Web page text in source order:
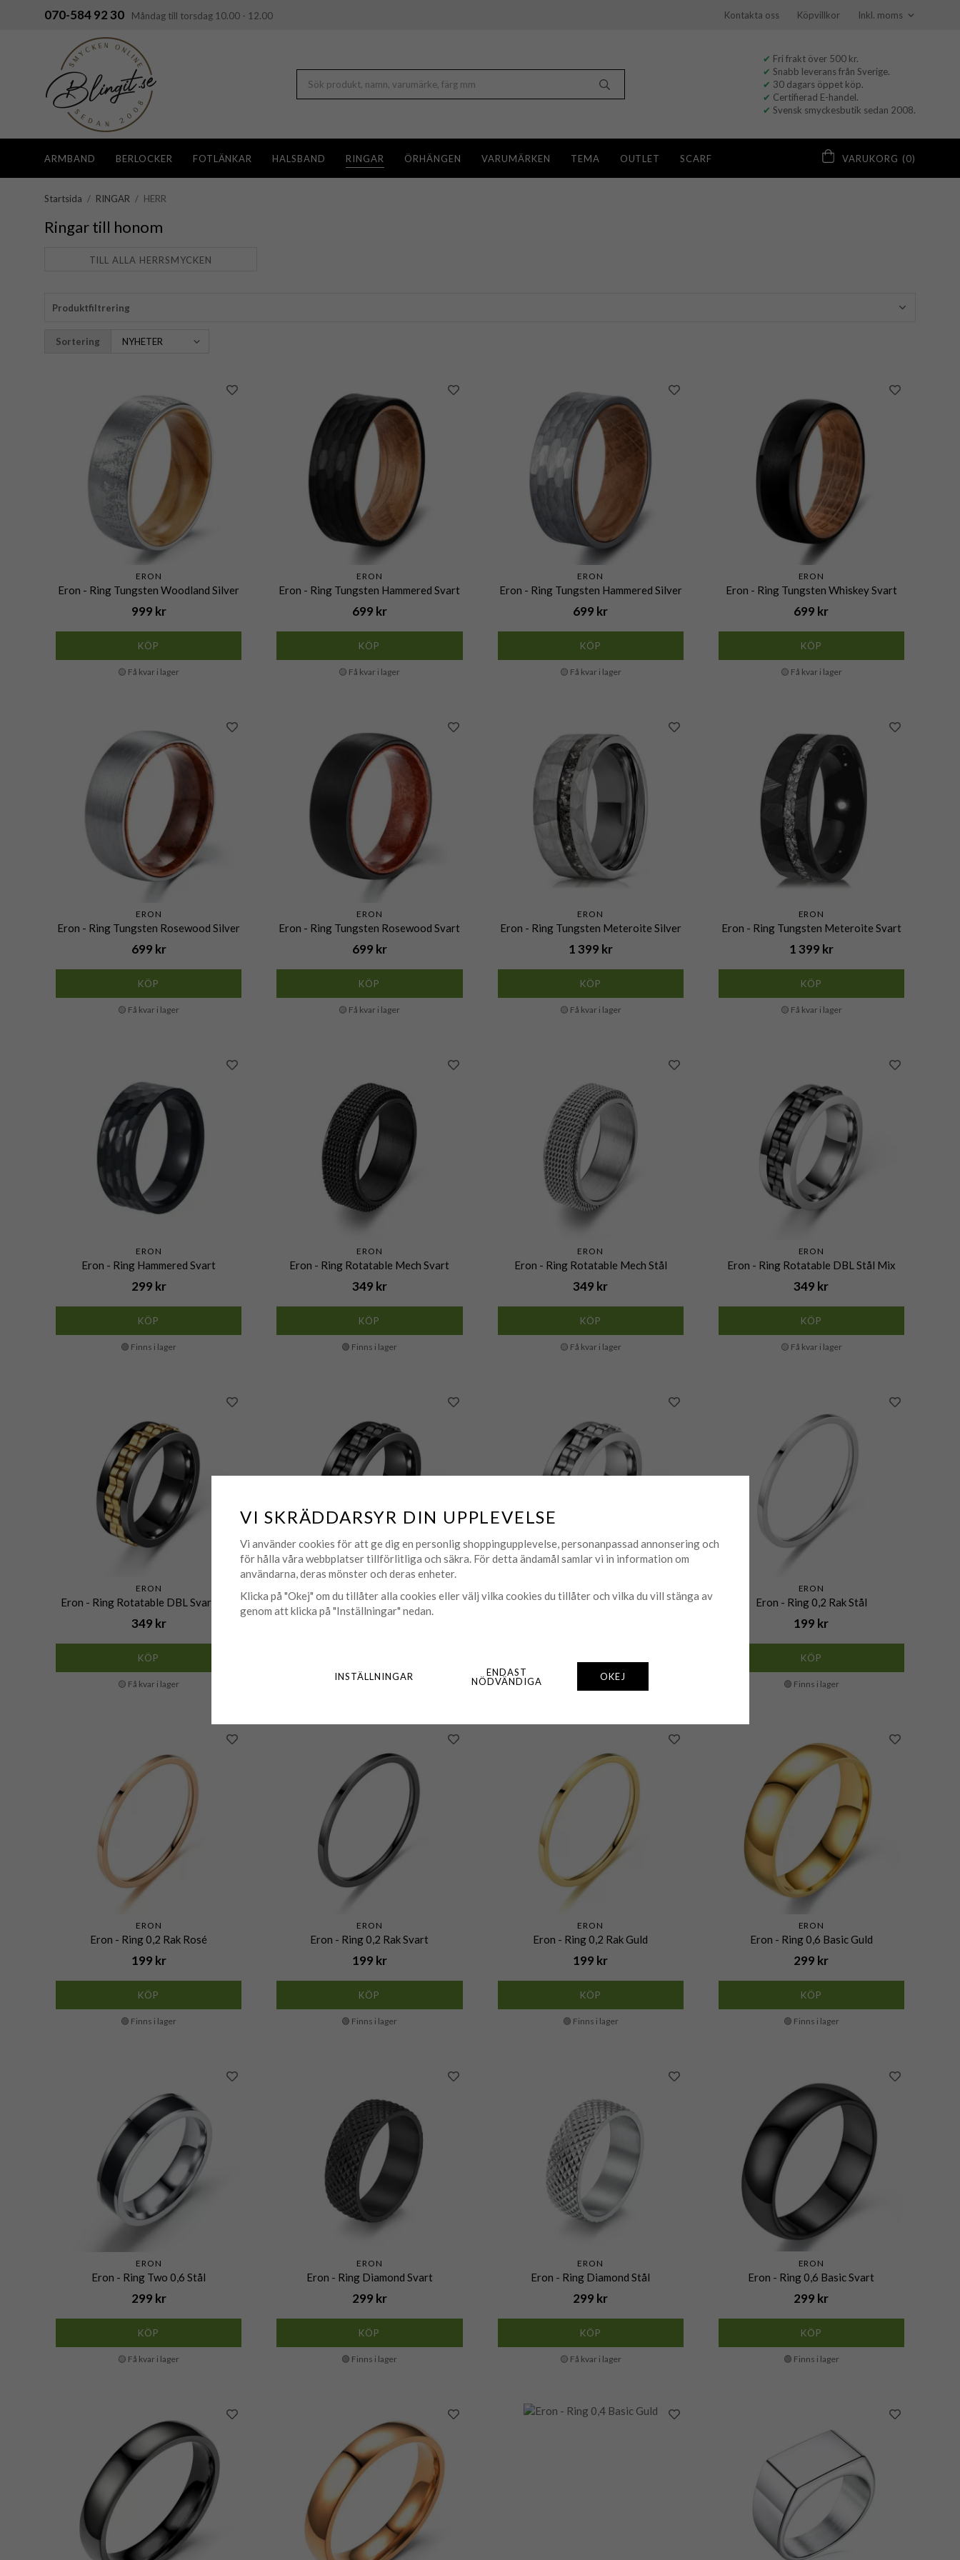
070-584 92 30 Måndag till torsdag 10.00 - 12.00 Kontakta oss Köpvillkor
✔ Fri frakt över 500 kr.
✔ Snabb leverans från Sverige.
✔ 30 dagars öppet köp.
✔ Certifierad E-handel.
✔ Svensk smyckesbutik sedan 2008.
ARMBAND BERLOCKER FOTLÄNKAR HALSBAND RINGAR ÖRHÄNGEN VARUMÄRKEN TEMA OUTLET SCARF VARUKORG (0)
Startsida / RINGAR / HERR
Ringar till honom
TILL ALLA HERRSMYCKEN
Produktfiltrering
Sortering
ERON
Eron - Ring Tungsten Woodland Silver
999 kr
KÖP
🟡 Få kvar i lager
ERON
Eron - Ring Tungsten Hammered Svart
699 kr
KÖP
🟡 Få kvar i lager
ERON
Eron - Ring Tungsten Hammered Silver
699 kr
KÖP
🟡 Få kvar i lager
ERON
Eron - Ring Tungsten Whiskey Svart
699 kr
KÖP
🟡 Få kvar i lager
ERON
Eron - Ring Tungsten Rosewood Silver
699 kr
KÖP
🟡 Få kvar i lager
ERON
Eron - Ring Tungsten Rosewood Svart
699 kr
KÖP
🟡 Få kvar i lager
ERON
Eron - Ring Tungsten Meteroite Silver
1 399 kr
KÖP
🟡 Få kvar i lager
ERON
Eron - Ring Tungsten Meteroite Svart
1 399 kr
KÖP
🟡 Få kvar i lager
ERON
Eron - Ring Hammered Svart
299 kr
KÖP
🟢 Finns i lager
ERON
Eron - Ring Rotatable Mech Svart
349 kr
KÖP
🟢 Finns i lager
ERON
Eron - Ring Rotatable Mech Stål
349 kr
KÖP
🟡 Få kvar i lager
ERON
Eron - Ring Rotatable DBL Stål Mix
349 kr
KÖP
🟡 Få kvar i lager
ERON
Eron - Ring Rotatable DBL Svart Mix
349 kr
KÖP
🟡 Få kvar i lager
Eron - Ring Rotatable DBL Svart Eron - Ring Rotatable DBL Stål
ERON
Eron - Ring 0,2 Rak Stål
199 kr
KÖP
🟢 Finns i lager
ERON
Eron - Ring 0,2 Rak Rosé
199 kr
KÖP
🟢 Finns i lager
ERON
Eron - Ring 0,2 Rak Svart
199 kr
KÖP
🟢 Finns i lager
ERON
Eron - Ring 0,2 Rak Guld
199 kr
KÖP
🟢 Finns i lager
ERON
Eron - Ring 0,6 Basic Guld
299 kr
KÖP
🟢 Finns i lager
ERON
Eron - Ring Two 0,6 Stål
299 kr
KÖP
🟡 Få kvar i lager
ERON
Eron - Ring Diamond Svart
299 kr
KÖP
🟢 Finns i lager
ERON
Eron - Ring Diamond Stål
299 kr
KÖP
🟡 Få kvar i lager
ERON
Eron - Ring 0,6 Basic Svart
299 kr
KÖP
🟢 Finns i lager
VI SKRÄDDARSYR DIN UPPLEVELSE
Vi använder cookies för att ge dig en personlig shoppingupplevelse, personanpassad annonsering och
för hålla våra webbplatser tillförlitliga och säkra. För detta ändamål samlar vi in information om
användarna, deras mönster och deras enheter.
Klicka på "Okej" om du tillåter alla cookies eller välj vilka cookies du tillåter och vilka du vill stänga av
genom att klicka på "Inställningar" nedan.
INSTÄLLNINGAR
ENDAST
NÖDVÄNDIGA
OKEJ